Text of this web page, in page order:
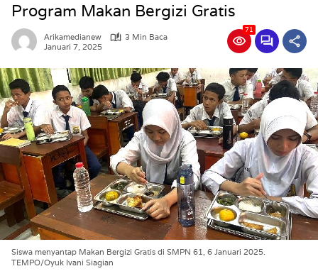
Program Makan Bergizi Gratis
Arikamedianew
3 Min Baca
Januari 7, 2025
71
Siswa menyantap Makan Bergizi Gratis di SMPN 61, 6 Januari 2025.
TEMPO/Oyuk Ivani Siagian